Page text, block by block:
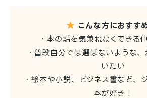
こんな方におすす
・本の話を気兼ねなくできる
・普段自分では選ばないような
いたい
・絵本や小説、ビジネス書など、
本が好き！